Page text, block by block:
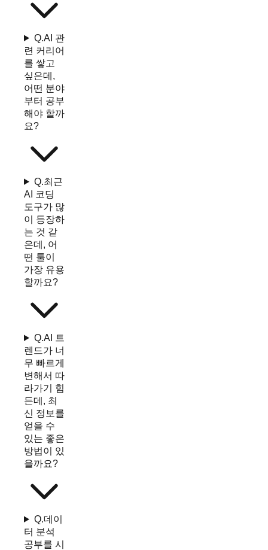
Q.AI 관
련 커리어
를 쌓고
싶은데,
어떤 분야
부터 공부
해야 할까
요?
Q.최근
AI 코딩
도구가 많
이 등장하
는 것 같
은데, 어
떤 툴이
가장 유용
할까요?
Q.AI 트
렌드가 너
무 빠르게
변해서 따
라가기 힘
든데, 최
신 정보를
얻을 수
있는 좋은
방법이 있
을까요?
Q.데이
터 분석
공부를 시